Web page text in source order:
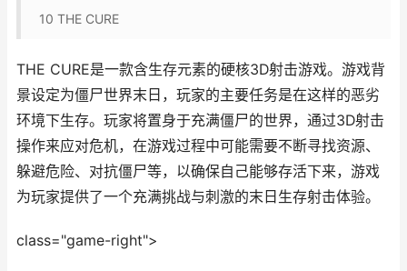
10 THE CURE
THE CURE是一款含生存元素的硬核3D射击游戏。游戏背
景设定为僵尸世界末日，玩家的主要任务是在这样的恶劣
环境下生存。玩家将置身于充满僵尸的世界，通过3D射击
操作来应对危机，在游戏过程中可能需要不断寻找资源、
躲避危险、对抗僵尸等，以确保自己能够存活下来，游戏
为玩家提供了一个充满挑战与刺激的末日生存射击体验。
class="game-right">